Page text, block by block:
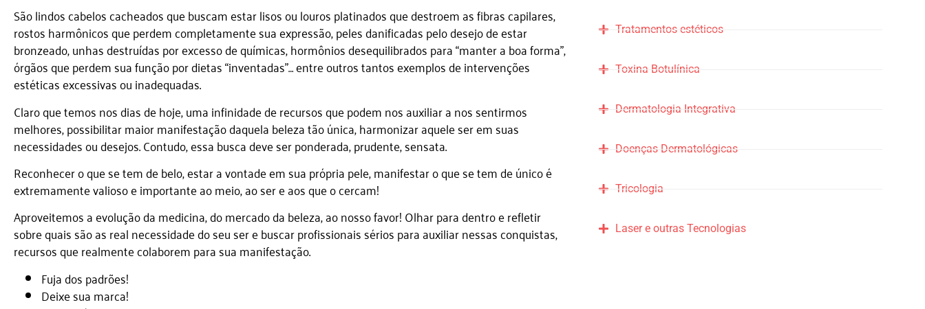
São lindos cabelos cacheados que buscam estar lisos ou louros platinados que destroem as fibras capilares,
rostos harmônicos que perdem completamente sua expressão, peles danificadas pelo desejo de estar
bronzeado, unhas destruídas por excesso de químicas, hormônios desequilibrados para “manter a boa forma”,
órgãos que perdem sua função por dietas “inventadas”… entre outros tantos exemplos de intervenções
estéticas excessivas ou inadequadas.
Claro que temos nos dias de hoje, uma infinidade de recursos que podem nos auxiliar a nos sentirmos
melhores, possibilitar maior manifestação daquela beleza tão única, harmonizar aquele ser em suas
necessidades ou desejos. Contudo, essa busca deve ser ponderada, prudente, sensata.
Reconhecer o que se tem de belo, estar a vontade em sua própria pele, manifestar o que se tem de único é
extremamente valioso e importante ao meio, ao ser e aos que o cercam!
Aproveitemos a evolução da medicina, do mercado da beleza, ao nosso favor! Olhar para dentro e refletir
sobre quais são as real necessidade do seu ser e buscar profissionais sérios para auxiliar nessas conquistas,
recursos que realmente colaborem para sua manifestação.
Fuja dos padrões!
Deixe sua marca!
Tratamentos estéticos
Toxina Botulínica
Dermatologia Integrativa
Doenças Dermatológicas
Tricologia
Laser e outras Tecnologias